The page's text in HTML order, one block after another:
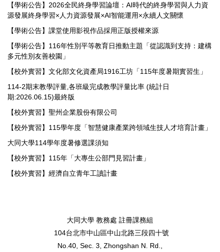
【學術公告】2026全民終身學習論壇：AI時代的終身學習與人力資
源發展終身學習×人力資源發展×AI智能運用×永續人文關懷
【學術公告】課堂使用影視作品採用正版授權來源
【學術公告】116年性別平等教育日推動主題「從認識到支持：建構
多元性別友善校園」
【校外實習】文化部文化資產局1916工坊「115年度暑期實習生」
114-2期末教學評量,各班級完成教學評量比率 (統計日
期:2026.06.15)最終版
【校外實習】聖州企業股份有限公司
【校外實習】115學年度「智慧健康產業跨領域生技人才培育計畫」
大同大學114學年度暑修選課須知
【校外實習】115年「大專生公部門見習計畫」
【校外實習】經濟自立青年工讀計畫
大同大學 教務處 註冊課務組
104台北市中山區中山北路三段四十號
No.40, Sec. 3, Zhongshan N. Rd.,